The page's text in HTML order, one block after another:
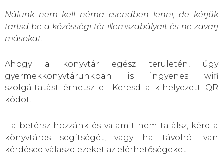
Nálunk nem kell néma csendben lenni, de kérjük
tartsd be a közösségi tér illemszabályait és ne zavarj
másokat.
Ahogy a könyvtár egész területén, úgy
gyermekkönyvtárunkban is ingyenes wifi
szolgáltatást érhetsz el. Keresd a kihelyezett QR
kódot!
Ha betérsz hozzánk és valamit nem találsz, kérd a
könyvtáros segítségét, vagy ha távolról van
kérdésed válaszd ezeket az elérhetőségeket: